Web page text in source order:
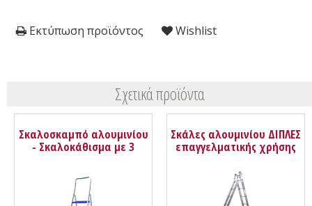
Εκτύπωση προϊόντος Wishlist
Σχετικά προϊόντα
Σκαλοσκαμπό αλουμινίου
- Σκαλοκάθισμα με 3
σκαλιά 660107
Σκάλες αλουμινίου ΔΙΠΛΕΣ
επαγγελματικής χρήσης